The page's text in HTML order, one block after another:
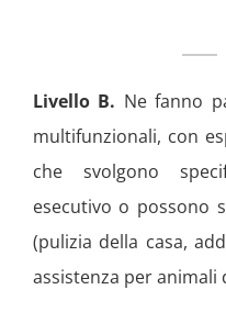
Livello B. Ne fanno
multifunzionali, con
che svolgono
esecutivo o possono
(pulizia della casa,
assistenza per animali